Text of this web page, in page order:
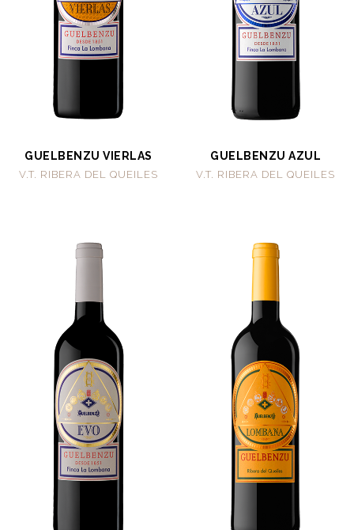
GUELBENZU VIERLAS
V.T. RIBERA DEL QUEILES
GUELBENZU AZUL
V.T. RIBERA DEL QUEILES